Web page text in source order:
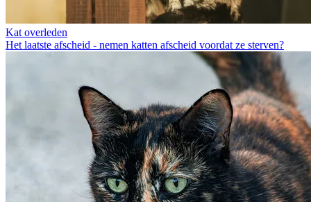
Kat overleden
Het laatste afscheid - nemen katten afscheid voordat ze sterven?